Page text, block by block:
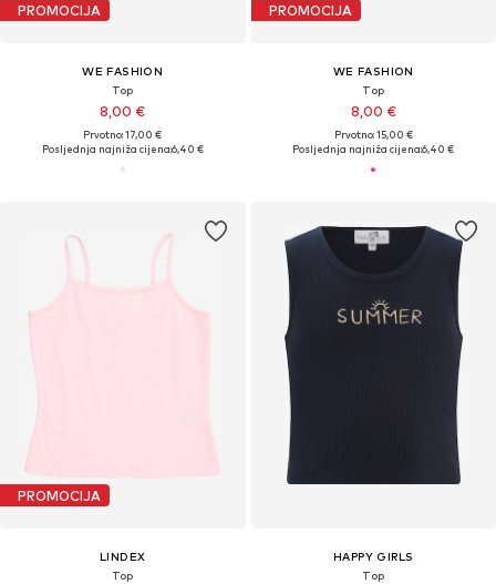
PROMOCIJA
WE FASHION
Top
8,00 €
Prvotno: 17,00 €
Posljednja najniža cijena:6,40 €
PROMOCIJA
WE FASHION
Top
8,00 €
Prvotno: 15,00 €
Posljednja najniža cijena:6,40 €
PROMOCIJA
LINDEX
Top
HAPPY GIRLS
Top